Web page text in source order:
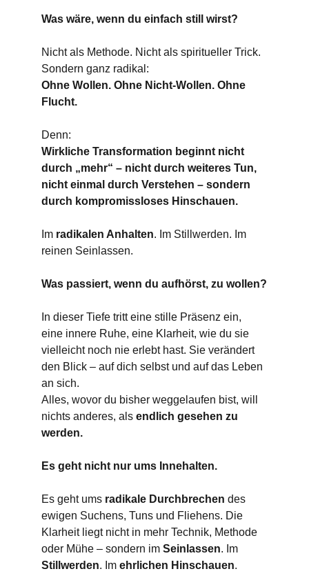
Was wäre, wenn du einfach still wirst?
Nicht als Methode. Nicht als spiritueller Trick.
Sondern ganz radikal:
Ohne Wollen. Ohne Nicht-Wollen. Ohne
Flucht.
Denn:
Wirkliche Transformation beginnt nicht
durch „mehr“ – nicht durch weiteres Tun,
nicht einmal durch Verstehen – sondern
durch kompromissloses Hinschauen.
Im radikalen Anhalten. Im Stillwerden. Im
reinen Seinlassen.
Was passiert, wenn du aufhörst, zu wollen?
In dieser Tiefe tritt eine stille Präsenz ein,
eine innere Ruhe, eine Klarheit, wie du sie
vielleicht noch nie erlebt hast. Sie verändert
den Blick – auf dich selbst und auf das Leben
an sich.
Alles, wovor du bisher weggelaufen bist, will
nichts anderes, als endlich gesehen zu
werden.
Es geht nicht nur ums Innehalten.
Es geht ums radikale Durchbrechen des
ewigen Suchens, Tuns und Fliehens. Die
Klarheit liegt nicht in mehr Technik, Methode
oder Mühe – sondern im Seinlassen. Im
Stillwerden. Im ehrlichen Hinschauen.